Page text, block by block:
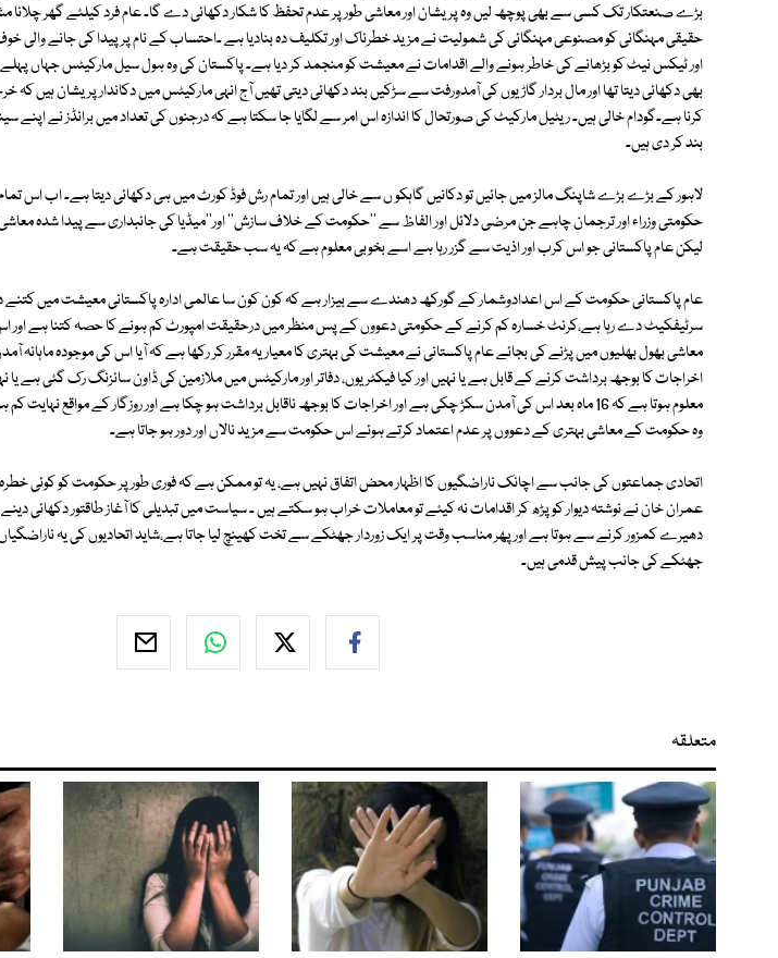
بڑے صنعتکار تک کسی سے بھی پوچھ لیں وہ پریشان اور معاشی طور پر عدم تحفظ کا شکار دکھائی دے گا۔ عام فرد کیلئے گھر چلانا
حقیقی مہنگائی کو مصنوعی مہنگائی کی شمولیت نے مزید خطرناک اور تکلیف دہ بنادیا ہے ۔احتساب کے نام پر پیدا کی جانے والی
اور ٹیکس نیٹ کو بڑھانے کی خاطر ہونے والے اقدامات نے معیشت کو منجمد کر دیا ہے۔ پاکستان کی وہ ہول سیل مارکیٹس جہاں
بھی دکھائی دیتا تھا اور مال بردار گاڑیوں کی آمدورفت سے سڑکیں بند دکھائی دیتی تھیں آج انہی مارکیٹس میں دکاندار پریشان ہیں کہ
کرنا ہے۔گودام خالی ہیں۔ ریٹیل مارکیٹ کی صورتحال کا اندازہ اس امر سے لگایا جا سکتا ہے کہ درجنوں کی تعداد میں برانڈز نے اپنے
بند کر دی ہیں۔
لاہور کے بڑے بڑے شاپنگ مالز میں جائیں تو دکانیں گاہکو ں سے خالی ہیں اور تمام رش فوڈ کورٹ میں ہی دکھائی دیتا ہے۔ اب اس
حکومتی وزراء اور ترجمان چاہے جن مرضی دلائل اور الفاظ سے ''حکومت کے خلاف سازش'' اور''میڈیا کی جانبداری سے پیدا شدہ معاشی
لیکن عام پاکستانی جو اس کرب اور اذیت سے گزر رہا ہے اسے بخوبی معلوم ہے کہ یہ سب حقیقت ہے۔
عام پاکستانی حکومت کے اس اعدادوشمار کے گورکھ دھندے سے بیزار ہے کہ کون کون سا عالمی ادارہ پاکستانی معیشت میں کتنے
سرٹیفکیٹ دے رہا ہے،کرنٹ خسارہ کم کرنے کے حکومتی دعووں کے پس منظر میں درحقیقت امپورٹ کم ہونے کا حصہ کتنا ہے
معاشی بھول بھلیوں میں پڑنے کی بجائے عام پاکستانی نے معیشت کی بہتری کا معیار یہ مقرر کر رکھا ہے کہ آیا اس کی موجودہ ماہانہ
اخراجات کا بوجھ برداشت کرنے کے قابل ہے یا نہیں اور کیا فیکٹریوں، دفاتر اور مارکیٹس میں ملازمین کی ڈاون سائزنگ رک گئی ہے
معلوم ہوتا ہے کہ 16 ماہ بعد اس کی آمدن سکڑ چکی ہے اور اخراجات کا بوجھ ناقابل برداشت ہو چکا ہے اور روزگار کے مواقع
وہ حکومت کے معاشی بہتری کے دعووں پر عدم اعتماد کرتے ہوئے اس حکومت سے مزید نالاں اور دور ہو جاتا ہے۔
اتحادی جماعتوں کی جانب سے اچانک ناراضگیوں کا اظہار محض اتفاق نہیں ہے، یہ تو ممکن ہے کہ فوری طور پر حکومت کو کوئی
عمران خان نے نوشتہ دیوار کو پڑھ کر اقدامات نہ کیئے تو معاملات خراب ہو سکتے ہیں ۔ سیاست میں تبدیلی کا آغاز طاقتور دکھائی
دھیرے کمزور کرنے سے ہوتا ہے اور پھر مناسب وقت پر ایک زوردار جھٹکے سے تخت کھینچ لیا جاتا ہے،شاید اتحادیوں کی یہ
جھٹکے کی جانب پیش قدمی ہیں۔
متعلقہ